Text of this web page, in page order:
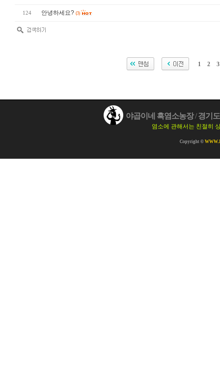
124 안녕하세요? (3)
1 2 3
야곱이네 흑염소농장/경기
염소에 관해서는 친절히
Copyright ©